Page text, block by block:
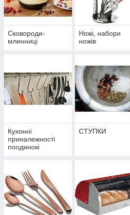
Сковороди-
млинниці
Ножі, набори
ножів
Кухонні
приналежності
поодинокі
СТУПКИ